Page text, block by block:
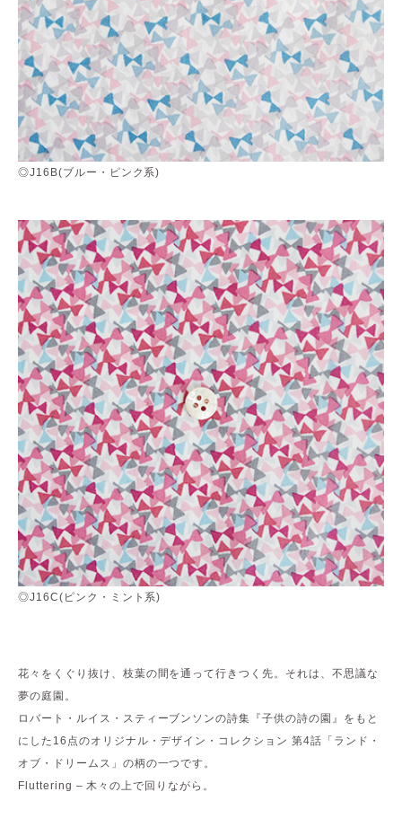
◎J16B(ブルー・ピンク系)
◎J16C(ピンク・ミント系)
花々をくぐり抜け、枝葉の間を通って行きつく先。それは、不思議な
夢の庭園。
ロバート・ルイス・スティーブンソンの詩集『子供の詩の園』をもと
にした16点のオリジナル・デザイン・コレクション 第4話「ランド・
オブ・ドリームス」の柄の一つです。
Fluttering – 木々の上で回りながら。